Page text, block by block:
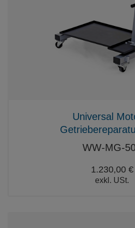
Universal
WW-MG-
1.230,00 €
exkl. USt.